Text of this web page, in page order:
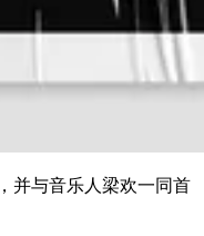
并与音乐人梁欢一同首